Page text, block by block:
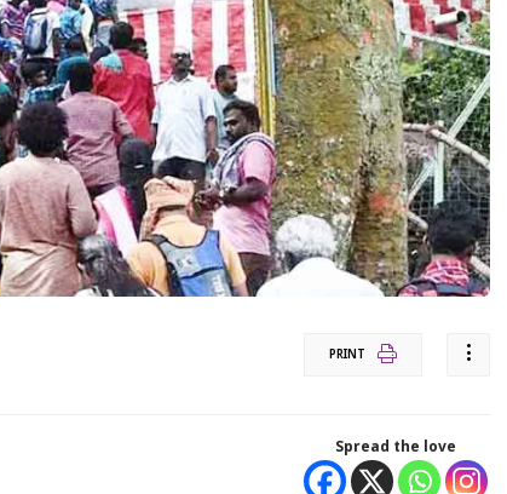
PRINT
Spread the love